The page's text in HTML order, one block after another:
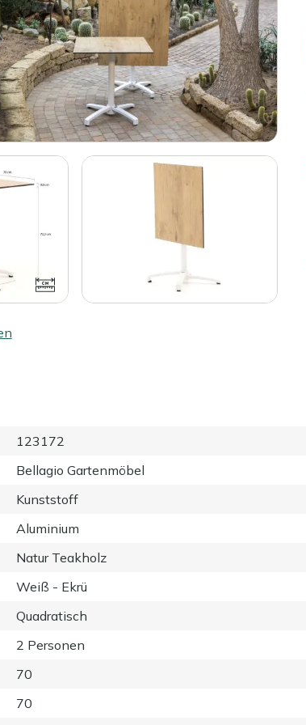
123172
Bellagio Gartenmöbel
Kunststoff
Aluminium
Natur Teakholz
Weiß - Ekrü
Quadratisch
2 Personen
70
70